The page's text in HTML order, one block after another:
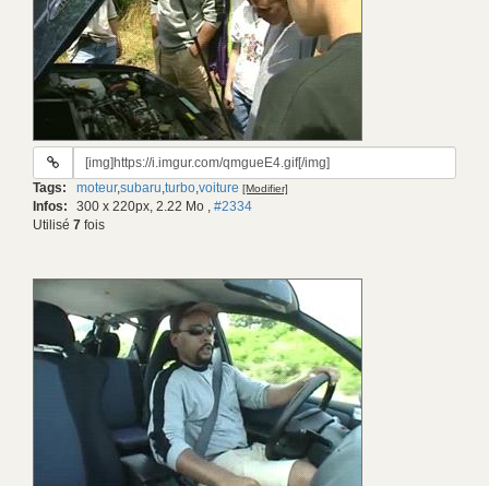
URL
gif:
Tags: moteur,subaru,turbo,voiture [Modifier]
Infos: 300 x 220px, 2.22 Mo , #2334
Utilisé 7 fois